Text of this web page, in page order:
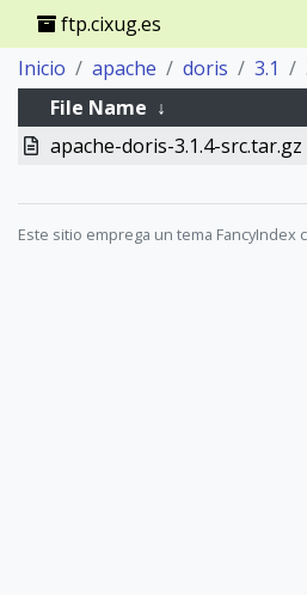
ftp.cixug.es
Inicio
apache doris 3.1
File Name ↓
apache-doris-3.1.4-src.tar.gz
Este sitio emprega un tema FancyIndex